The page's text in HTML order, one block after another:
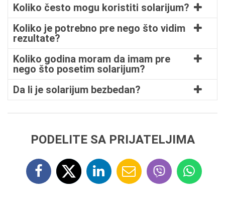
Koliko često mogu koristiti solarijum?
Koliko je potrebno pre nego što vidim
rezultate?
Koliko godina moram da imam pre
nego što posetim solarijum?
Da li je solarijum bezbedan?
PODELITE SA PRIJATELJIMA